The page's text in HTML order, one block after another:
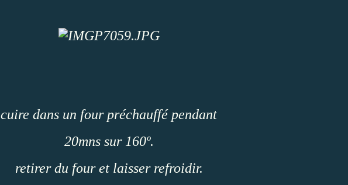
cuire dans un four préchauffé pendant
20mns sur 160º.
retirer du four et laisser refroidir.